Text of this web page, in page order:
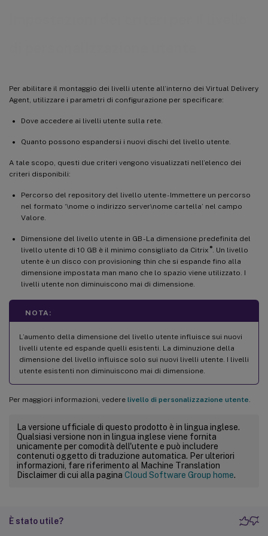
Per abilitare il montaggio dei livelli utente all’interno dei Virtual Delivery
Agent, utilizzare i parametri di configurazione per specificare:
Dove accedere ai livelli utente sulla rete.
Quanto possono espandersi i nuovi dischi del livello utente.
A tale scopo, questi due criteri vengono visualizzati nell’elenco dei
criteri disponibili:
Percorso del repository del livello utente - Immettere un percorso
nel formato ‘\nome o indirizzo server\nome cartella’ nel campo
Valore.
Dimensione del livello utente in GB - La dimensione predefinita del
livello utente di 10 GB è il minimo consigliato da Citrix ®. Un livello
utente è un disco con provisioning thin che si espande fino alla
dimensione impostata man mano che lo spazio viene utilizzato. I
livelli utente non diminuiscono mai di dimensione.
NOTA:
L’aumento della dimensione del livello utente influisce sui nuovi
livelli utente ed espande quelli esistenti. La diminuzione della
dimensione del livello influisce solo sui nuovi livelli utente. I livelli
utente esistenti non diminuiscono mai di dimensione.
Per maggiori informazioni, vedere livello di personalizzazione utente
La versione ufficiale di questo prodotto è in lingua inglese.
Qualsiasi versione non in lingua inglese viene fornita
unicamente per comodità dell'utente e può includere
contenuti oggetto di traduzione automatica. Per ulteriori
informazioni, fare riferimento al Machine Translation
Disclaimer di cui alla pagina Cloud Software Group home.
È stato utile?